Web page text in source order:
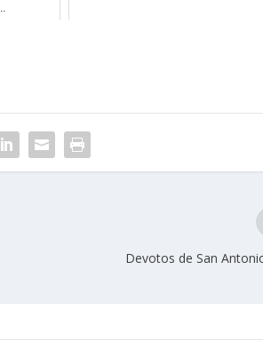
Devotos de San